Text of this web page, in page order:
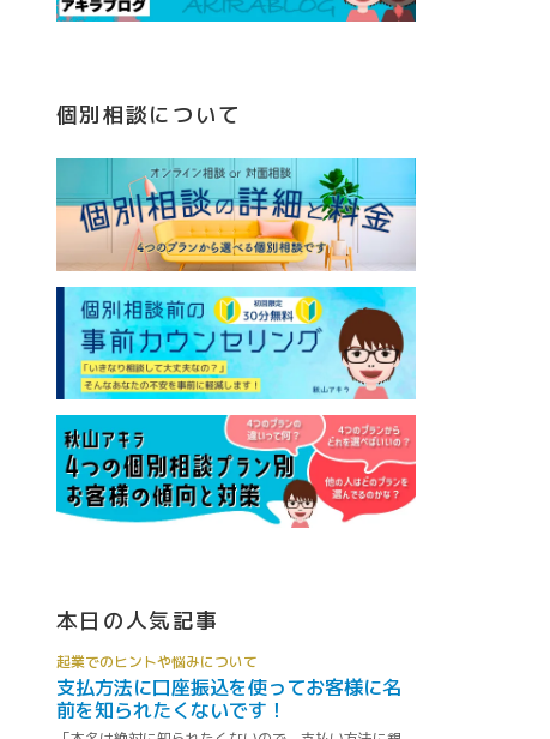
個別相談について
本日の人気記事